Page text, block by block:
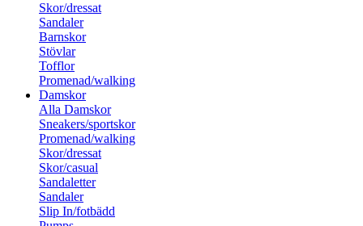
Skor/dressat
Sandaler
Barnskor
Stövlar
Tofflor
Promenad/walking
Damskor
Alla Damskor
Sneakers/sportskor
Promenad/walking
Skor/dressat
Skor/casual
Sandaletter
Sandaler
Slip In/fotbädd